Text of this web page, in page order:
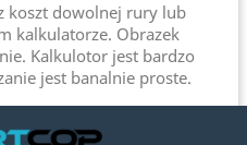
koszt dowolnej rury lub
kalkulatorze. Obrazek
Kalkulotor jest bardzo
jest banalnie proste.